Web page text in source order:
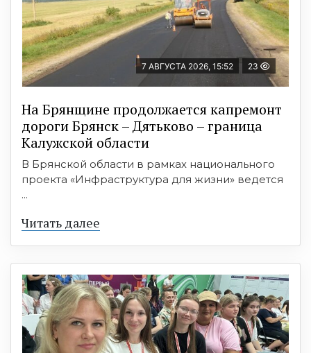
7 АВГУСТА 2026, 15:52 23
На Брянщине продолжается капремонт
дороги Брянск – Дятьково – граница
Калужской области
В Брянской области в рамках национального
проекта «Инфраструктура для жизни» ведется
...
Читать далее